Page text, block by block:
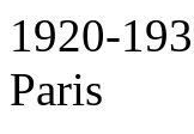
1920-
Paris